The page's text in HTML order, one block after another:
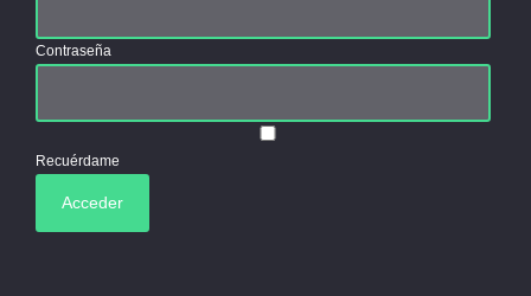
Contraseña
Recuérdame